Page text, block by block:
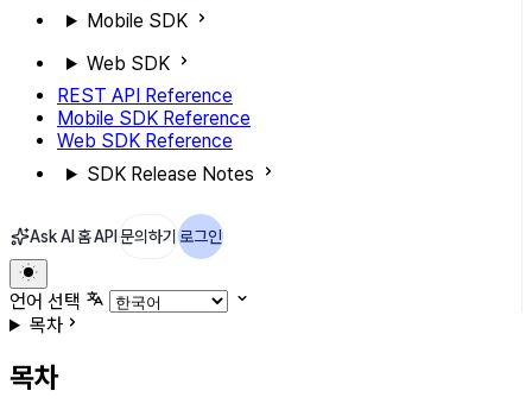
Mobile SDK
Web SDK
REST API Reference
Mobile SDK Reference
Web SDK Reference
SDK Release Notes
Ask AI 홈API 문의하기 로그인
언어 선택
목차
목차